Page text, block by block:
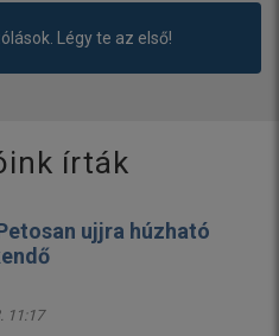
Légy te az első!
írták
ujjra húzható
11:17